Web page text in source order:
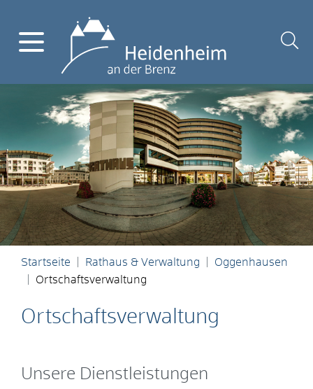
Startseite Rathaus & Verwaltung
Oggenhausen
Ortschaftsverwaltung
Ortschaftsverwaltung
Unsere Dienstleistungen